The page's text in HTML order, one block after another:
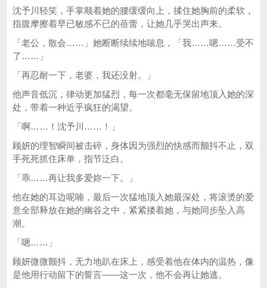
沈予川轻笑，手掌顺着她的腰缓缓向上，揉住她胸前的柔软，
指腹摩擦着早已敏感不已的蓓蕾，让她几乎哭出声来。
「老公，散会……」她断断续续地喘息，「我……嗯……受不
了……」
「再忍耐一下，老婆，我还没射。」
他声音低沉，律动更加猛烈，每一次都毫无保留地顶入她的深
处，带着一种近乎疯狂的渴望。
「啊……！沈予川……！」
顾妍的理智瞬间被击碎，身体因为强烈的快感而颤抖不止，双
手死死抓住床单，指节泛白。
「乖……再让我多爱妳一下。」
他在她的耳边呢喃，最后一次猛地顶入她最深处，将滚烫的爱
意全部释放在她的幽谷之中，紧紧搂着她，与她同步坠入高
潮。
「嗯……」
顾妍微微颤抖，无力地趴在床上，感受着他在体内的温热，像
是他用行动留下的誓言——这一次，他不会再让她逃。